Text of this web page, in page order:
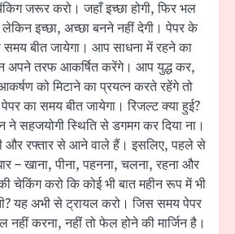
जरूर करो। जहाँ इच्छा होगी, फिर भल
इच्छा, अच्छा बनने नहीं देगी। पेपर के
बीत जायेगा। आप साधना में रहने का
अपने तरफ आकर्षित करेंगे। आप युद्ध कर,
को मिटाने का प्रयत्न करते रहेंगे तो
का समय बीत जायेगा। रिजल्ट क्या हुई?
ने सहजयोगी स्थिति से डगमग कर दिया ना।
और रफ्तार से आने वाले हैं। इसलिए, पहले से
– खाना, पीना, पहनना, चलना, रहना और
चेकिंग करो कि कोई भी बात महीन रूप में भी
यह अभी से ट्रायल करो। जिस समय पेपर
करना, नहीं तो फेल होने की मार्जिन है।